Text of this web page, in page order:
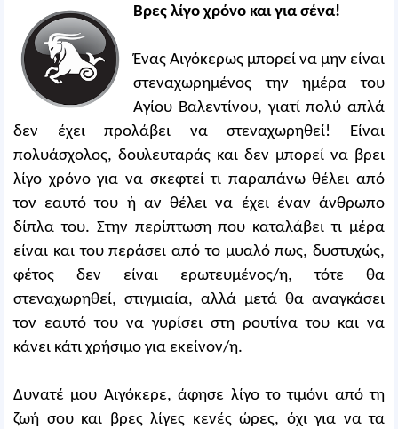
Βρες λίγο χρόνο και για σένα!
Ένας Αιγόκερως μπορεί να μην είναι
στεναχωρημένος την ημέρα του
Αγίου Βαλεντίνου, γιατί πολύ απλά
δεν έχει προλάβει να στεναχωρηθεί! Είναι
πολυάσχολος, δουλευταράς και δεν μπορεί να βρει
λίγο χρόνο για να σκεφτεί τι παραπάνω θέλει από
τον εαυτό του ή αν θέλει να έχει έναν άνθρωπο
δίπλα του. Στην περίπτωση που καταλάβει τι μέρα
είναι και του περάσει από το μυαλό πως, δυστυχώς,
φέτος δεν είναι ερωτευμένος/η, τότε θα
στεναχωρηθεί, στιγμιαία, αλλά μετά θα αναγκάσει
τον εαυτό του να γυρίσει στη ρουτίνα του και να
κάνει κάτι χρήσιμο για εκείνον/η.
Δυνατέ μου Αιγόκερε, άφησε λίγο το τιμόνι από τη
ζωή σου και βρες λίγες κενές ώρες, όχι για να τα